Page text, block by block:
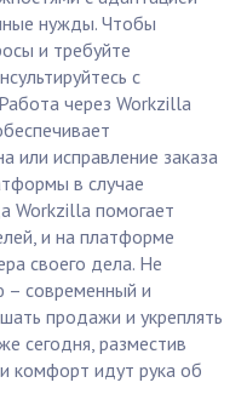
нужды. Чтобы
и требуйте
с
через Workzilla
или исправление заказа
в случае
Workzilla помогает
и на платформе
своего дела. Не
– современный и
продажи и укреплять
сегодня, разместив
комфорт идут рука об